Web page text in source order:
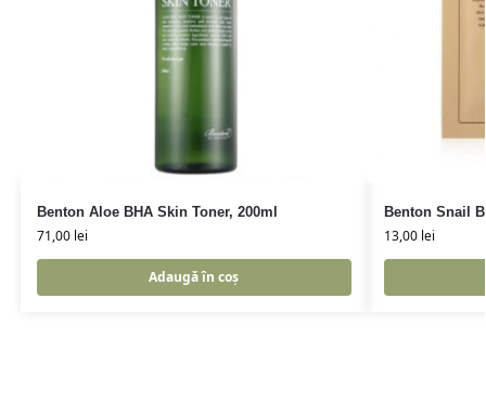
Benton Aloe BHA Skin Toner, 200ml
71,00 lei
Adaugă în coș
Benton Snail
13,00 lei